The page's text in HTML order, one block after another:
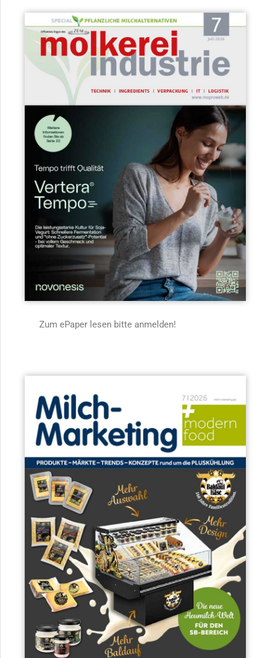
Zum ePaper lesen bitte anmelden!